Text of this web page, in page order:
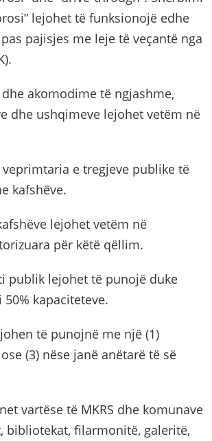
lejohet të funksionojë edhe
pajisjes me leje të veçantë nga
akomodime të ngjashme,
dhe ushqimeve lejohet vetëm në
e tregjeve publike të
kafshëve.
lejohet vetëm në
për këtë qëllim.
lejohet të punojë duke
kapaciteteve.
të punojnë me një (1)
(3) nëse janë anëtarë të së
vartëse të MKRS dhe komunave
bibliotekat, filarmonitë, galeritë,